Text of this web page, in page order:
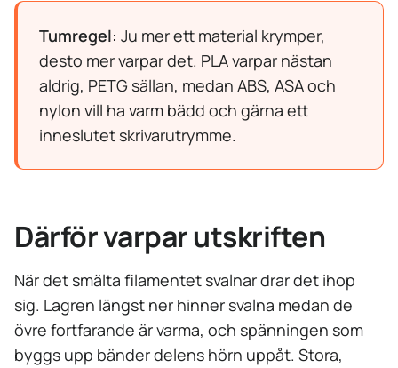
Tumregel: Ju mer ett material krymper,
desto mer varpar det. PLA varpar nästan
aldrig, PETG sällan, medan ABS, ASA och
nylon vill ha varm bädd och gärna ett
inneslutet skrivarutrymme.
Därför varpar utskriften
När det smälta filamentet svalnar drar det ihop
sig. Lagren längst ner hinner svalna medan de
övre fortfarande är varma, och spänningen som
byggs upp bänder delens hörn uppåt. Stora,